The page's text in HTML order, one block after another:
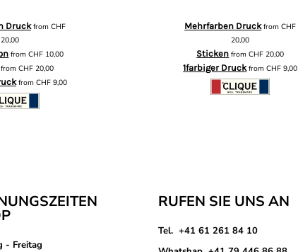
Druckfrom CHF
20,00
fromCHF 10,00
CHF20,00
from CHF9,00
Mehrfarben DruckfromCHF
20,00
Sticken fromCHF 20,00
1farbiger DruckfromCHF 9,00
- Freitag
RUFEN SIE UNS AN
Tel. +41 61 261 84 10